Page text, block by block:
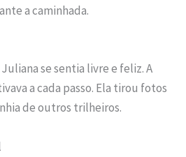
a caminhada.
se sentia livre e feliz. A
a cada passo. Ela tirou fotos
de outros trilheiros.